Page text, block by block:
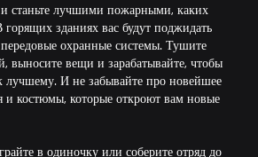
и станьте лучшими пожарными, каких
зданиях вас будут поджидать
охранные системы. Тушите
выносите вещи и зарабатывайте, чтобы
лучшему. И не забывайте про новейшее
и костюмы, которые откроют вам новые
в одиночку или соберите отряд до